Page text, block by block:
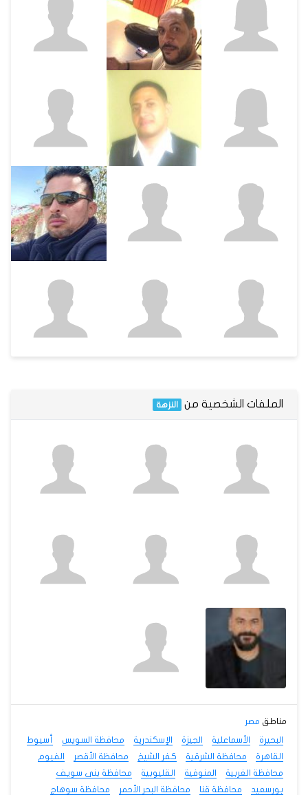
الملفات الشخصية من النزهة
مناطق مصر
البحيرة
الأسماعلية الجيزة الإسكندرية محافظة السويس
أسيوط
القاهرة
محافظة الشرقية كفر الشيخ محافظة الأقصر
الفيوم
محافظة الغربية
المنوفية القليوبية
محافظة بنى سويف
بورسعيد
محافظة قنا محافظة البحر الأحمر محافظة سوهاج